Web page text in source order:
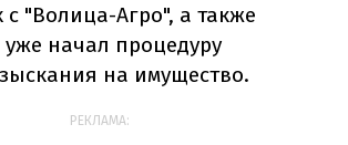
"Волица-Агро", а также
начал процедуру
на имущество.
РЕКЛАМА: